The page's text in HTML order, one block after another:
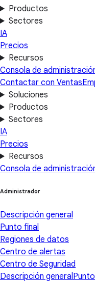
Productos
Sectores
IA
Precios
Recursos
Consola de
Contactar con Ventas
Soluciones
Productos
Sectores
IA
Precios
Recursos
Consola de
Administrador
Descripción general
Punto final
Regiones de datos
Centro de alertas
Centro de Seguridad
Descripción general